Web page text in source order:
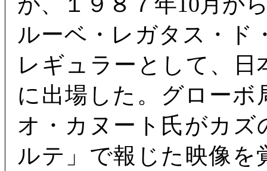
ルーベ・レガタス・ド
レギュラーとして、
に出場した。グロー
オ・カヌート氏がカ
ルテ」で報じた映像